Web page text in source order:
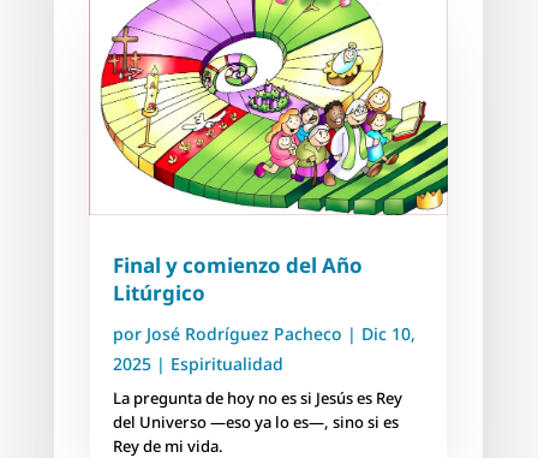
Final y comienzo del Año
Litúrgico
por José Rodríguez Pacheco | Dic 10,
2025| Espiritualidad
La pregunta de hoy no es si Jesús es Rey
del Universo —eso ya lo es—, sino si es
Rey de mi vida.